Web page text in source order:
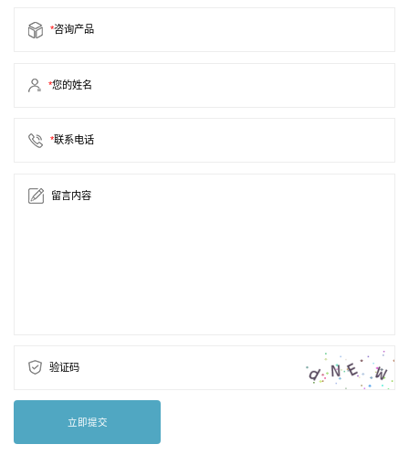
*咨询产品
*您的姓名
*联系电话
留言内容
验证码
立即提交